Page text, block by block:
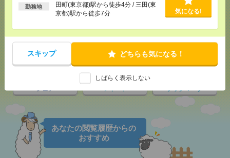
勤務地
田町(東京都)駅から徒歩4分 / 三田(東
京都)駅から徒歩7分
気になる!
スキップ どちらも気になる！
しばらく表示しない
気になる！
メール LINEで送る
シェア ツイート ブックマーク
あなたの閲覧履歴からの
おすすめ